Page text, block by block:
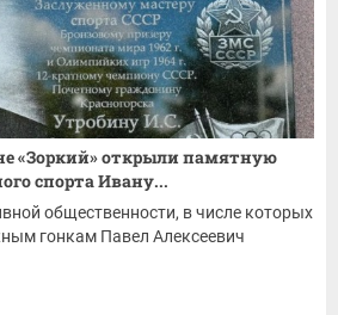
«Зоркий» открыли памятную
спорта Ивану...
общественности, в числе которых
гонкам Павел Алексеевич